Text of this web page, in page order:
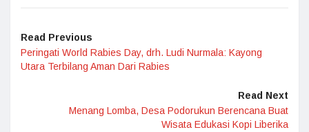
Read Previous
Peringati World Rabies Day, drh. Ludi Nurmala: Kayong
Utara Terbilang Aman Dari Rabies
Read Next
Menang Lomba, Desa Podorukun Berencana Buat
Wisata Edukasi Kopi Liberika